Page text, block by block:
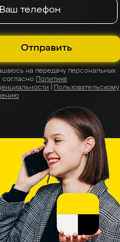
Отправить
на передачу персональных
согласно Политике
Пользовательскому